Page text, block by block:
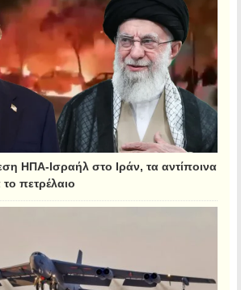
ΗΠΑ-Ισραήλ στο Ιράν, τα αντίποινα
το πετρέλαιο